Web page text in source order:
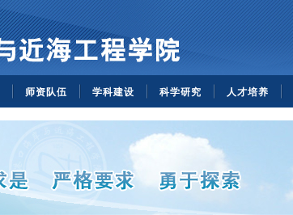
师资队伍 学科建设 科学研究 人才培养